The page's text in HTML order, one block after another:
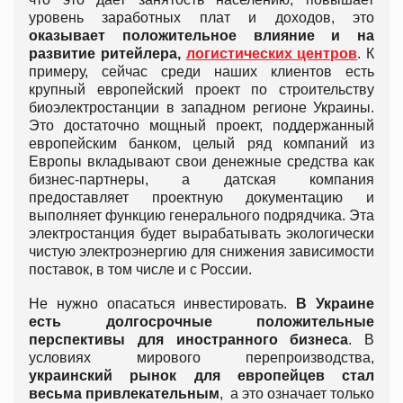
уровень заработных плат и доходов, это
оказывает положительное влияние и на
развитие ритейлера, логистических центров. К
примеру, сейчас среди наших клиентов есть
крупный европейский проект по строительству
биоэлектростанции в западном регионе Украины.
Это достаточно мощный проект, поддержанный
европейским банком, целый ряд компаний из
Европы вкладывают свои денежные средства как
бизнес-партнеры, а датская компания
предоставляет проектную документацию и
выполняет функцию генерального подрядчика. Эта
электростанция будет вырабатывать экологически
чистую электроэнергию для снижения зависимости
поставок, в том числе и с России.
Не нужно опасаться инвестировать.
В Украине
есть долгосрочные положительные
перспективы для иностранного бизнеса. В
условиях мирового перепроизводства,
украинский рынок для европейцев стал
весьма привлекательным, а это означает только